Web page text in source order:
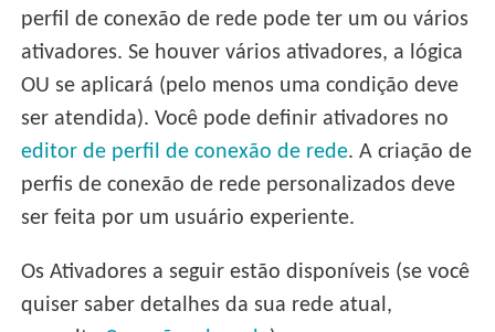
perfil de conexão de rede pode ter um ou vários
ativadores. Se houver vários ativadores, a lógica
OU se aplicará (pelo menos uma condição deve
ser atendida). Você pode definir ativadores no
editor de perfil de conexão de rede. A criação de
perfis de conexão de rede personalizados deve
ser feita por um usuário experiente.
Os Ativadores a seguir estão disponíveis (se você
quiser saber detalhes da sua rede atual,